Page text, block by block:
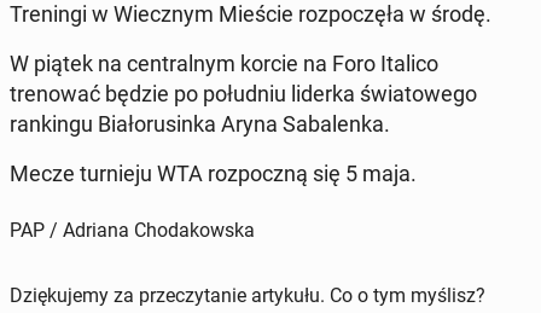
Trenin­gi w Wiecznym Mieście rozpoczęła w środę.
W piątek na cen­tral­nym korcie na Foro Italico
trenować będzie po połud­niu liderka świa­towego
rankingu Bi­ałorusin­ka Aryna Sa­balen­ka.
Mecze turnieju WTA rozpoczną się 5 maja.
PAP / Adriana Chodakowska
Dziękujemy za przeczytanie artykułu. Co o tym myślisz?